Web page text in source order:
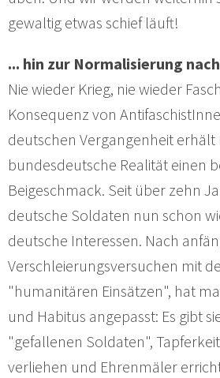
gewaltig etwas schief läuft!
... hin zur Normalisierung
Nie wieder Krieg, nie wieder
Konsequenz von
deutschen Vergangenheit erhält
bundesdeutsche Realität einen
Beigeschmack. Seit über zehn
deutsche Soldaten nun schon
deutsche Interessen. Nach
Verschleierungsversuchen mit
"humanitären Einsätzen", hat
und Habitus angepasst: Es gibt
"gefallenen Soldaten",
verliehen und Ehrenmäler